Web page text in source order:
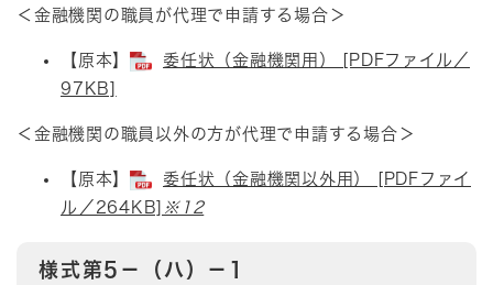
＜金融機関の職員が代理で申請する場合＞
【原本】​
委任状（金融機関用） [PDFファイル／
97KB]
＜金融機関の職員以外の方が代理で申請する場合＞​
【原本】​
委任状（金融機関以外用） [PDFファイ
ル／264KB]
※12
様式第5－（ハ）－1